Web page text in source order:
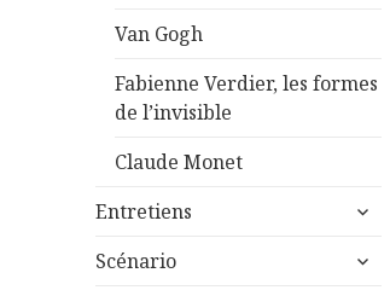
Van Gogh
Fabienne Verdier, les formes
de l’invisible
Claude Monet
Entretiens
ouvrir
sous-
Scénario
ouvrir